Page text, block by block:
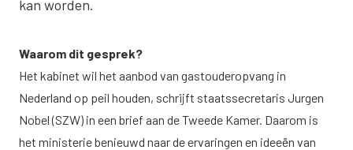
kan worden.
Waarom dit gesprek?
Het kabinet wil het aanbod van gastouderopvang in
Nederland op peil houden, schrijft staatssecretaris Jurgen
Nobel (SZW) in een brief aan de Tweede Kamer. Daarom is
het ministerie benieuwd naar de ervaringen en ideeën van